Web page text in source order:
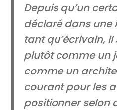
Depuis qu’un
déclaré dans une
tant qu’écrivain,
plutôt comme un
comme un
courant pour les
positionner selon